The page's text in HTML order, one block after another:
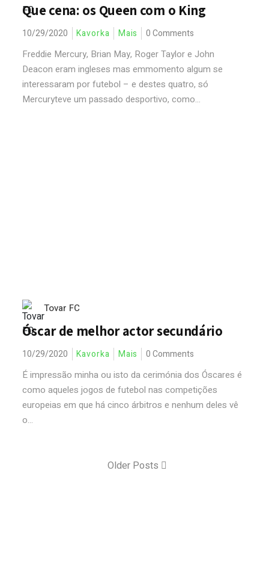
Que cena: os Queen com o King
10/29/2020 Kavorka Mais 0 Comments
Freddie Mercury, Brian May, Roger Taylor e John
Deacon eram ingleses mas emmomento algum se
interessaram por futebol – e destes quatro, só
Mercuryteve um passado desportivo, como...
Tovar FC
Óscar de melhor actor secundário
10/29/2020 Kavorka Mais 0 Comments
É impressão minha ou isto da cerimónia dos Óscares é
como aqueles jogos de futebol nas competições
europeias em que há cinco árbitros e nenhum deles vê
o...
Older Posts